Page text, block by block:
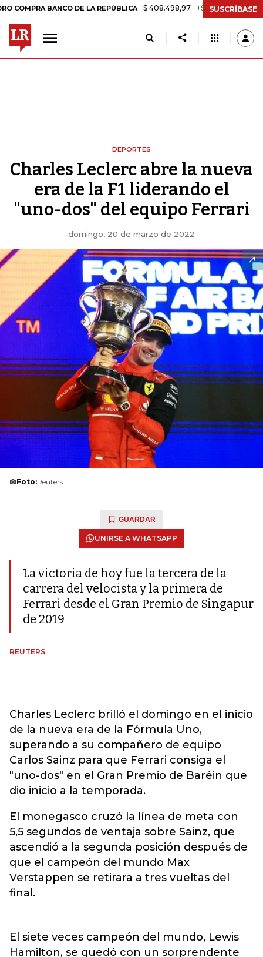
BANCO DE LA REPÚBLICA $ 408.498,97 +$ 8.753,81 +2,19%
SUSCRÍBASE
DEPORTES
Charles Leclerc abre la nueva
era de la F1 liderando el
"uno-dos" del equipo Ferrari
domingo, 20 de marzo de 2022
Foto:Reuters
GUARDAR
UNIRSE A WHATSAPP
La victoria de hoy fue la tercera de la
carrera del velocista y la primera de
Ferrari desde el Gran Premio de Singapur
de 2019
REUTERS
Charles Leclerc brilló el domingo en el inicio
de la nueva era de la Fórmula Uno,
superando a su compañero de equipo
Carlos Sainz para que Ferrari consiga el
"uno-dos" en el Gran Premio de Baréin que
dio inicio a la temporada.
El monegasco cruzó la línea de meta con
5,5 segundos de ventaja sobre Sainz, que
ascendió a la segunda posición después de
que el campeón del mundo Max
Verstappen se retirara a tres vueltas del
final.
El siete veces campeón del mundo, Lewis
Hamilton, se quedó con un sorprendente